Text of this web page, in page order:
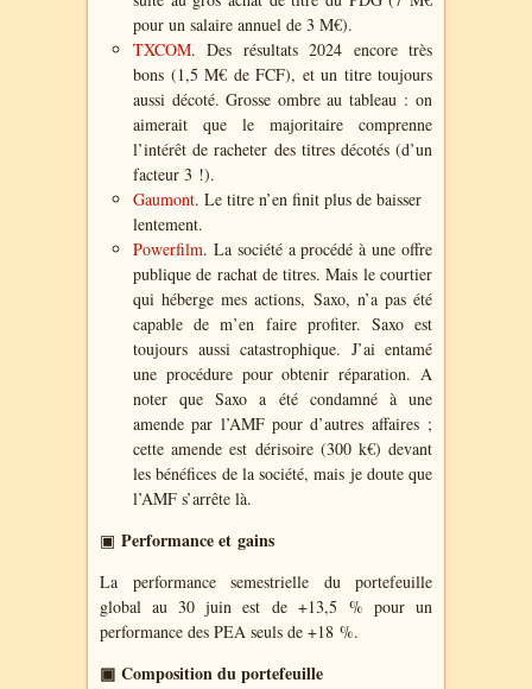
pour un salaire annuel de 3 M€).
TXCOM. Des résultats 2024 encore très
bons (1,5 M€ de FCF), et un titre toujours
aussi décoté. Grosse ombre au tableau : on
aimerait que le majoritaire comprenne
l’intérêt de racheter des titres décotés (d’un
facteur 3 !).
Gaumont. Le titre n’en finit plus de baisser
lentement.
Powerfilm. La société a procédé à une offre
publique de rachat de titres. Mais le courtier
qui héberge mes actions, Saxo, n’a pas été
capable de m’en faire profiter. Saxo est
toujours aussi catastrophique. J’ai entamé
une procédure pour obtenir réparation. A
noter que Saxo a été condamné à une
amende par l’AMF pour d’autres affaires ;
cette amende est dérisoire (300 k€) devant
les bénéfices de la société, mais je doute que
l’AMF s’arrête là.
▣ Performance et gains
La performance semestrielle du portefeuille
global au 30 juin est de +13,5 % pour un
performance des PEA seuls de +18 %.
▣ Composition du portefeuille